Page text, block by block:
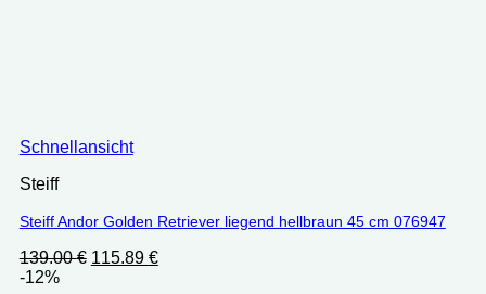
Schnellansicht
Steiff
Steiff Andor Golden Retriever liegend hellbraun 45 cm 076947
139.00€ Ursprünglicher
115.89 €Aktueller
-12%